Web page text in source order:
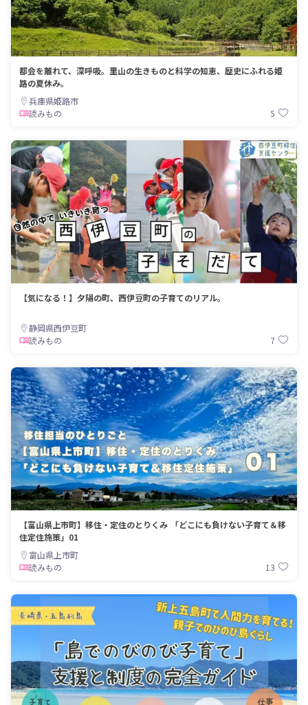
都会を離れて、深呼吸。里山の生きものと科学の知恵、歴史にふれる姫
路の夏休み。
兵庫県姫路市
読みもの
5
【気になる！】夕陽の町、西伊豆町の子育てのリアル。
静岡県西伊豆町
読みもの
7
【富山県上市町】移住・定住のとりくみ 「どこにも負けない子育て＆移
住定住施策」01
富山県上市町
読みもの
13